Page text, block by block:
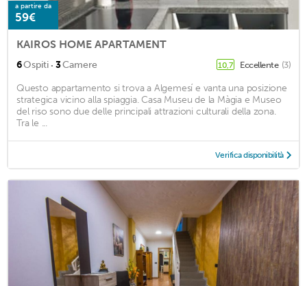
a partire da
59€
KAIROS HOME APARTAMENT
6Ospiti · 3Camere 10,7 Eccellente (3)
Questo appartamento si trova a Algemesí e vanta una posizione
strategica vicino alla spiaggia. Casa Museu de la Màgia e Museo
del riso sono due delle principali attrazioni culturali della zona.
Tra le ...
Verifica disponibilità